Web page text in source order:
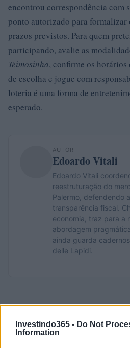
Investindo365 - Do Not
Information
encontrou correspondência com
ponto autorizado para formalizar
prazos previstos. Para quem
participando, avalie as
Teimosinha, confirme os horários
de escolha e jogue com
loteria é uma forma de
esperado.
AUTOR
Edoardo Vitali
Edoardo Vitali
reestruturação do
Palermo, defendendo
transparência fiscal.
economia, traz para a
abordagem
ainda guarda
delle Lapidi.